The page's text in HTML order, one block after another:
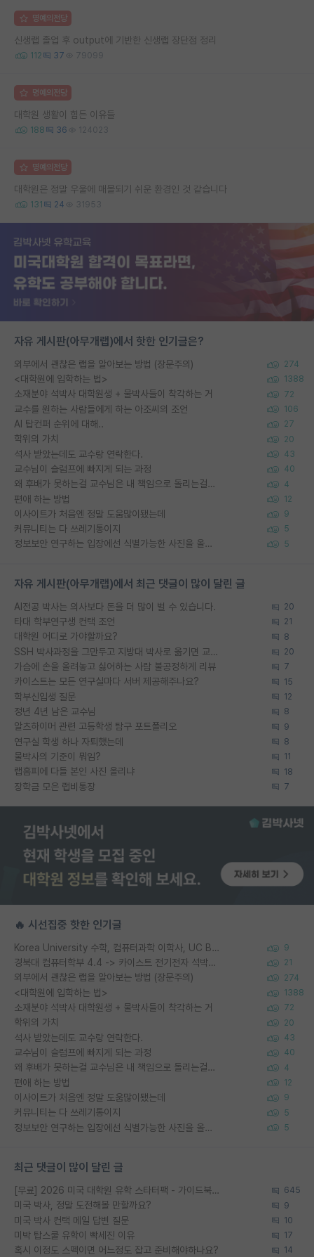
명예의전당
신생랩 졸업 후 output에 기반한 신생랩 장단점 정리
112 37 79099
명예의전당
대학원 생활이 힘든 이유들
188 36 124023
명예의전당
대학원은 정말 우울에 매몰되기 쉬운 환경인 것 같습니다
131 24 31953
자유 게시판(아무개랩)에서 핫한 인기글은?
외부에서 괜찮은 랩을 알아보는 방법 (장문주의) 274
<대학원에 입학하는 법> 1388
소재분야 석박사 대학원생 + 물박사들이 착각하는 거 72
교수를 원하는 사람들에게 하는 아조씨의 조언 106
AI 탑컨퍼 순위에 대해.. 27
학위의 가치 20
석사 받았는데도 교수랑 연락한다. 43
교수님이 슬럼프에 빠지게 되는 과정 40
왜 후배가 못하는걸 교수님은 내 책임으로 돌리는걸까요? 4
편애 하는 방법 12
이사이트가 처음엔 정말 도움많이됐는데 9
커뮤니티는 다 쓰레기통이지 5
정보보안 연구하는 입장에선 식별가능한 사진을 올리는건 비추이긴함 5
자유 게시판(아무개랩)에서 최근 댓글이 많이 달린 글
AI전공 박사는 의사보다 돈을 더 많이 벌 수 있습니다. 20
타대 학부연구생 컨택 조언 21
대학원 어디로 가야할까요? 8
SSH 박사과정을 그만두고 지방대 박사로 옮기면 교수의 꿈은 끝일까요? 20
가슴에 손을 올려놓고 싫어하는 사람 불공정하게 리뷰 7
카이스트는 모든 연구실마다 서버 제공해주나요? 15
학부신입생 질문 12
정년 4년 남은 교수님 8
알츠하이머 관련 고등학생 탐구 포트폴리오 9
연구실 학생 하나 자퇴했는데 8
물박사의 기준이 뭐임? 11
랩홈피에 다들 본인 사진 올리냐 18
장학금 모은 랩비통장 7
🔥 시선집중 핫한 인기글
Korea University 수학, 컴퓨터과학 이학사, UC Berkeley 산업공학 대학원 공학박사가 되는 것은 쉽지 않겠죠? 9
경북대 컴퓨터학부 4.4 -> 카이스트 전기전자 석박사통합과정 합격 21
외부에서 괜찮은 랩을 알아보는 방법 (장문주의) 274
<대학원에 입학하는 법> 1388
소재분야 석박사 대학원생 + 물박사들이 착각하는 거 72
학위의 가치 20
석사 받았는데도 교수랑 연락한다. 43
교수님이 슬럼프에 빠지게 되는 과정 40
왜 후배가 못하는걸 교수님은 내 책임으로 돌리는걸까요? 4
편애 하는 방법 12
이사이트가 처음엔 정말 도움많이됐는데 9
커뮤니티는 다 쓰레기통이지 5
정보보안 연구하는 입장에선 식별가능한 사진을 올리는건 비추이긴함 5
최근 댓글이 많이 달린 글
[무료] 2026 미국 대학원 유학 스타터팩 - 가이드북 & 합격자 컨택메일 템플릿 645
미국 박사, 정말 도전해볼 만할까요? 9
미국 박사 컨택 메일 답변 질문 10
미박 탑스쿨 유학이 빡세진 이유 17
혹시 이정도 스펙이면 어느정도 잡고 준비해야하나요? 14